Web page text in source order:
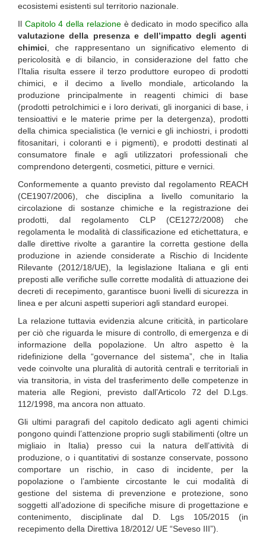
ecosistemi esistenti sul territorio nazionale.
Il Capitolo 4 della relazioneè dedicato in modo specifico alla
valutazione della presenza e dell’impatto degli agenti
chimici, che rappresentano un significativo elemento di
pericolosità e di bilancio, in considerazione del fatto che
l’Italia risulta essere il terzo produttore europeo di prodotti
chimici, e il decimo a livello mondiale, articolando la
produzione principalmente in reagenti chimici di base
(prodotti petrolchimici e i loro derivati, gli inorganici di base, i
tensioattivi e le materie prime per la detergenza), prodotti
della chimica specialistica (le vernici e gli inchiostri, i prodotti
fitosanitari, i coloranti e i pigmenti), e prodotti destinati al
consumatore finale e agli utilizzatori professionali che
comprendono detergenti, cosmetici, pitture e vernici.
Conformemente a quanto previsto dal regolamento REACH
(CE1907/2006), che disciplina a livello comunitario la
circolazione di sostanze chimiche e la registrazione dei
prodotti, dal regolamento CLP (CE1272/2008) che
regolamenta le modalità di classificazione ed etichettatura, e
dalle direttive rivolte a garantire la corretta gestione della
produzione in aziende considerate a Rischio di Incidente
Rilevante (2012/18/UE), la legislazione Italiana e gli enti
preposti alle verifiche sulle corrette modalità di attuazione dei
decreti di recepimento, garantisce buoni livelli di sicurezza in
linea e per alcuni aspetti superiori agli standard europei.
La relazione tuttavia evidenzia alcune criticità, in particolare
per ciò che riguarda le misure di controllo, di emergenza e di
informazione della popolazione. Un altro aspetto è la
ridefinizione della “governance del sistema”, che in Italia
vede coinvolte una pluralità di autorità centrali e territoriali in
via transitoria, in vista del trasferimento delle competenze in
materia alle Regioni, previsto dall’Articolo 72 del D.Lgs.
112/1998, ma ancora non attuato.
Gli ultimi paragrafi del capitolo dedicato agli agenti chimici
pongono quindi l’attenzione proprio sugli stabilimenti (oltre un
migliaio in Italia) presso cui la natura dell’attività di
produzione, o i quantitativi di sostanze conservate, possono
comportare un rischio, in caso di incidente, per la
popolazione o l’ambiente circostante le cui modalità di
gestione del sistema di prevenzione e protezione, sono
soggetti all’adozione di specifiche misure di progettazione e
contenimento, disciplinate dal D. Lgs 105/2015 (in
recepimento della Direttiva 18/2012/ UE “Seveso III”).